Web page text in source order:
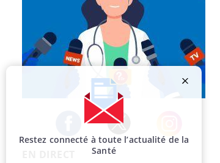
Facebook Twitter Instagram
Restez connecté à toute l’actualité de la
Santé